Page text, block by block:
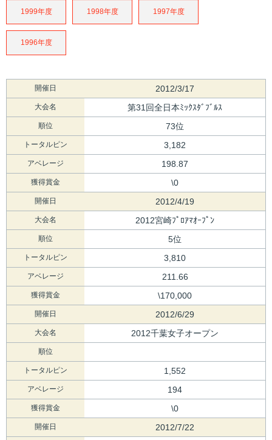
1999年度 1998年度 1997年度
1996年度
開催日 2012/3/17
大会名 第31回全日本ﾐｯｸｽﾀﾞﾌﾞﾙｽ
順位 73位
トータルピン 3,182
アベレージ 198.87
獲得賞金 \0
開催日 2012/4/19
大会名 2012宮崎ﾌﾟﾛｱﾏｵｰﾌﾟﾝ
順位 5位
トータルピン 3,810
アベレージ 211.66
獲得賞金 \170,000
開催日 2012/6/29
大会名 2012千葉女子オープン
順位
トータルピン 1,552
アベレージ 194
獲得賞金 \0
開催日 2012/7/22